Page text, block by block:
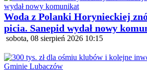
Woda z Polanki Horynieckiej
picia. Sanepid wydał nowy
sobota, 08 sierpień 2026 10:15